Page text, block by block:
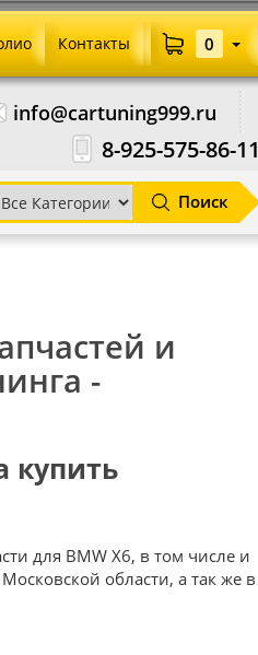
info@cartuning999.ru
8-925-575-86-11
Поиск
Контакты 0
и
-
купить
для BMW X6, в том числе и
области, а так же в